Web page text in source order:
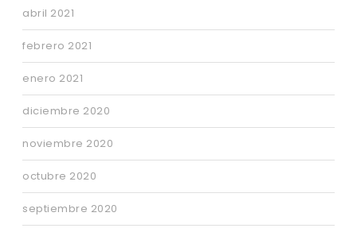
abril 2021
febrero 2021
enero 2021
diciembre 2020
noviembre 2020
octubre 2020
septiembre 2020